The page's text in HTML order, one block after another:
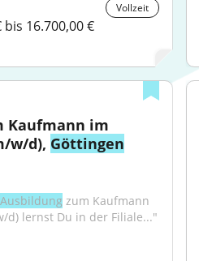
Vollzeit
bis 16.700,00 €
Kaufmann im
w/d), Göttingen
Ausbildung zum Kaufmann
d) lernst Du in der Filiale..."